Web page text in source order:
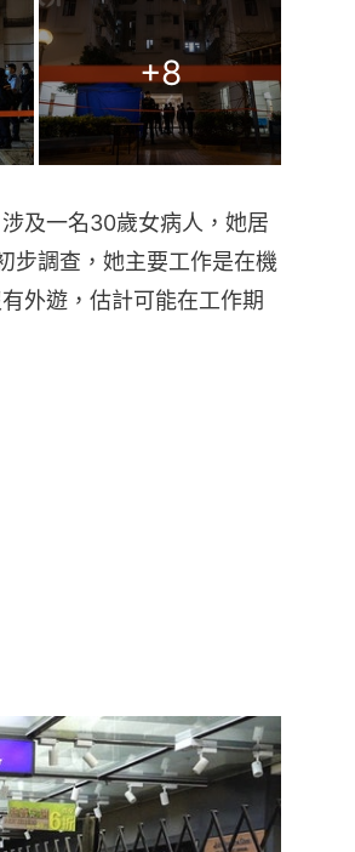
+8
及一名30歲女病人，她居
步調查，她主要工作是在機
外遊，估計可能在工作期